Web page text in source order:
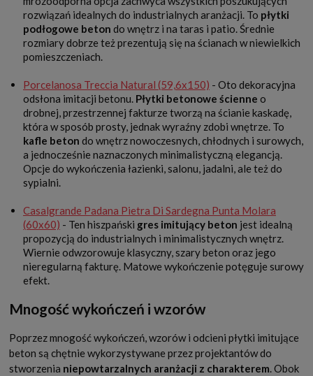
rozwiązań idealnych do industrialnych aranżacji. To płytki
podłogowe beton do wnętrz i na taras i patio. Średnie
rozmiary dobrze też prezentują się na ścianach w niewielkich
pomieszczeniach.
Porcelanosa Treccia Natural (59,6x150) - Oto dekoracyjna
odsłona imitacji betonu. Płytki betonowe ścienne o
drobnej, przestrzennej fakturze tworzą na ścianie kaskadę,
która w sposób prosty, jednak wyraźny zdobi wnętrze. To
kafle beton do wnętrz nowoczesnych, chłodnych i surowych,
a jednocześnie naznaczonych minimalistyczną elegancją.
Opcje do wykończenia łazienki, salonu, jadalni, ale też do
sypialni.
Casalgrande Padana Pietra Di Sardegna Punta Molara
(60x60) - Ten hiszpański gres imitujący beton jest idealną
propozycją do industrialnych i minimalistycznych wnętrz.
Wiernie odwzorowuje klasyczny, szary beton oraz jego
nieregularną fakturę. Matowe wykończenie potęguje surowy
efekt.
Mnogość wykończeń i wzorów
Poprzez mnogość wykończeń, wzorów i odcieni płytki imitujące
beton są chętnie wykorzystywane przez projektantów do
stworzenia niepowtarzalnych aranżacji z charakterem. Obok